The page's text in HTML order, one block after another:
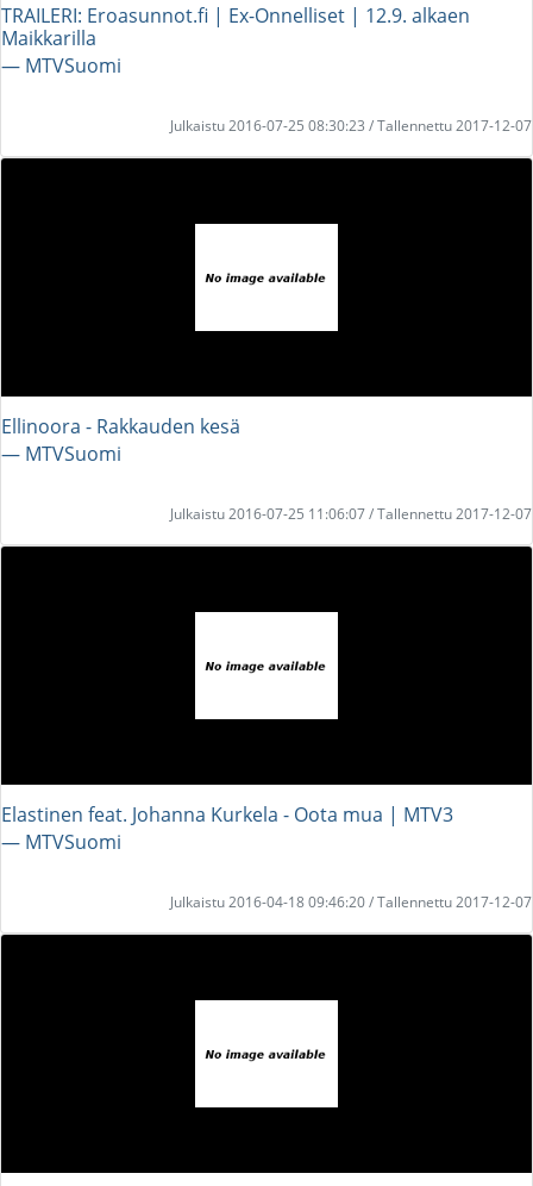
TRAILERI: Eroasunnot.fi | Ex-Onnelliset | 12.9. alkaen
Maikkarilla
― MTVSuomi
Julkaistu 2016-07-25 08:30:23 / Tallennettu 2017-12-07
Ellinoora - Rakkauden kesä
― MTVSuomi
Julkaistu 2016-07-25 11:06:07 / Tallennettu 2017-12-07
Elastinen feat. Johanna Kurkela - Oota mua | MTV3
― MTVSuomi
Julkaistu 2016-04-18 09:46:20 / Tallennettu 2017-12-07